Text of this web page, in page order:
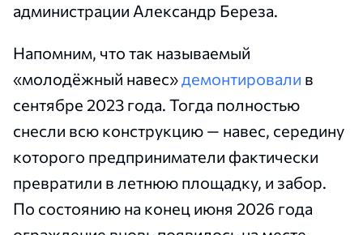
администрации Александр Береза.
Напомним, что так называемый
«молодёжный навес»демонтировали в
сентябре 2023 года. Тогда полностью
снесли всю конструкцию — навес, середину
которого предприниматели фактически
превратили в летнюю площадку, и забор.
По состоянию на конец июня 2026 года